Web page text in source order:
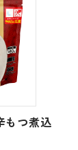
つ煮込